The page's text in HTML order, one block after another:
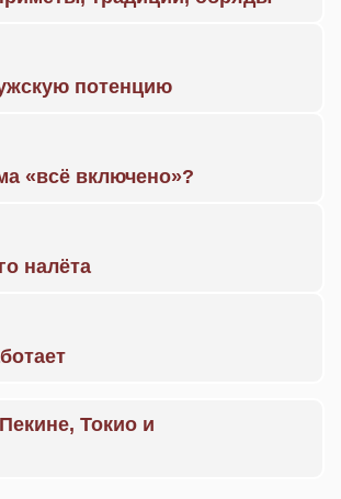
потенцию
«всё включено»?
налёта
Токио и